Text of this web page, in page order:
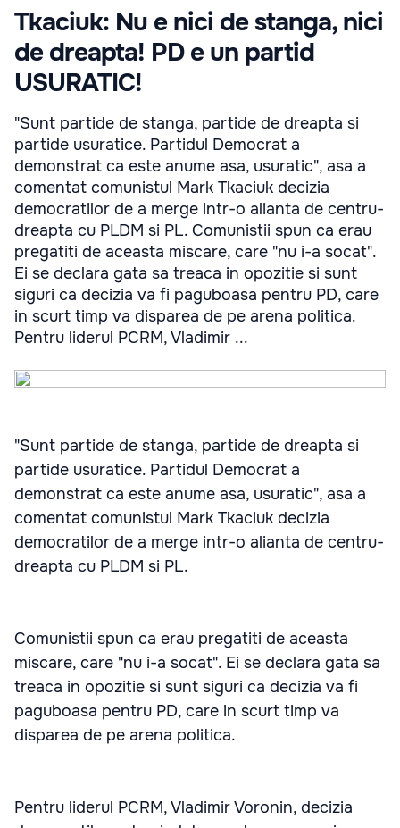
Tkaciuk: Nu e nici de stanga, nici
de dreapta! PD e un partid
USURATIC!
"Sunt partide de stanga, partide de dreapta si
partide usuratice. Partidul Democrat a
demonstrat ca este anume asa, usuratic", asa a
comentat comunistul Mark Tkaciuk decizia
democratilor de a merge intr-o alianta de centru-
dreapta cu PLDM si PL. Comunistii spun ca erau
pregatiti de aceasta miscare, care "nu i-a socat".
Ei se declara gata sa treaca in opozitie si sunt
siguri ca decizia va fi paguboasa pentru PD, care
in scurt timp va disparea de pe arena politica.
Pentru liderul PCRM, Vladimir ...
"Sunt partide de stanga, partide de dreapta si
partide usuratice. Partidul Democrat a
demonstrat ca este anume asa, usuratic", asa a
comentat comunistul Mark Tkaciuk decizia
democratilor de a merge intr-o alianta de centru-
dreapta cu PLDM si PL.
Comunistii spun ca erau pregatiti de aceasta
miscare, care "nu i-a socat". Ei se declara gata sa
treaca in opozitie si sunt siguri ca decizia va fi
paguboasa pentru PD, care in scurt timp va
disparea de pe arena politica.
Pentru liderul PCRM, Vladimir Voronin, decizia